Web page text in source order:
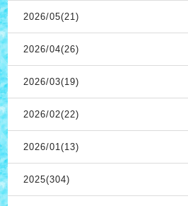
2026/05(21)
2026/04(26)
2026/03(19)
2026/02(22)
2026/01(13)
2025(304)